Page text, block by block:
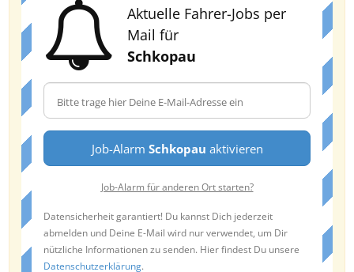
Aktuelle Fahrer-Jobs per
Mail für
Schkopau
Job-Alarm Schkopau aktivieren
Job-Alarm für anderen Ort starten?
Datensicherheit garantiert! Du kannst Dich jederzeit
abmelden und Deine E-Mail wird nur verwendet, um Dir
nützliche Informationen zu senden. Hier findest Du unsere
Datenschutzerklärung.